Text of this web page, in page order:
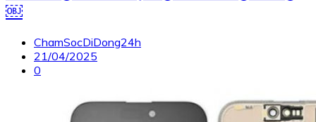
￼
ChamSocDiDong24h
21/04/2025
0